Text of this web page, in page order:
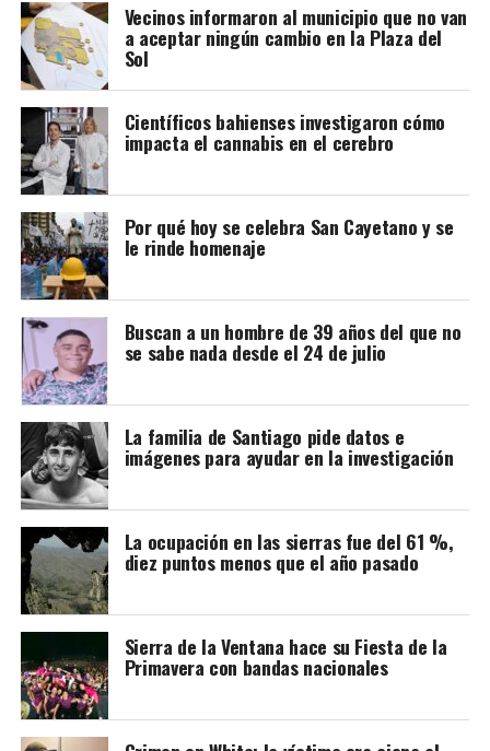
Pablo Angeli se multiplica para encarnar a cada
integrante de una familia argentina que podría ser —y
probablemente es— la tuya. Entradas: desde $30.000,
disponibles en
*Cuántos pares son 3 botas
Sábado 8 – 21 hs – Espacio Kánika (Belgrano 249, altos)
Improvisación teatral y música. Entradas: $15.000
anticipadas y $20.000 en puerta.
*Cuentos a Quemarropa – Lupa Sívori
Sábado 8 – 21:30 hs – Café Cultural Don Osvaldo
(Lamadrid 544)
Velada muy especial de relatos intensos, profundamente
filosóficos y, al mismo tiempo, muy divertidos. Entradas:
$6.000.
*”Otra Guerra Inventada”, Comedia Municipal
Domingo 9 – 17 hs – Sociedad de Fomento Barrio Luján
(Enrique Julio 806)
Dos pueblos vecinos se ven envueltos en las locuras de
un alcalde codicioso y un sargento de policía que le
toma el gusto al dinero mal habido. Función gratuita.
Público: infantil / familiar.
*Bichocanasto: la reunión
Vecinos informaron al municipio que no van
a aceptar ningún cambio en la Plaza del
Sol
Científicos bahienses investigaron cómo
impacta el cannabis en el cerebro
Por qué hoy se celebra San Cayetano y se
le rinde homenaje
Buscan a un hombre de 39 años del que no
se sabe nada desde el 24 de julio
La familia de Santiago pide datos e
imágenes para ayudar en la investigación
La ocupación en las sierras fue del 61 %,
diez puntos menos que el año pasado
Sierra de la Ventana hace su Fiesta de la
Primavera con bandas nacionales